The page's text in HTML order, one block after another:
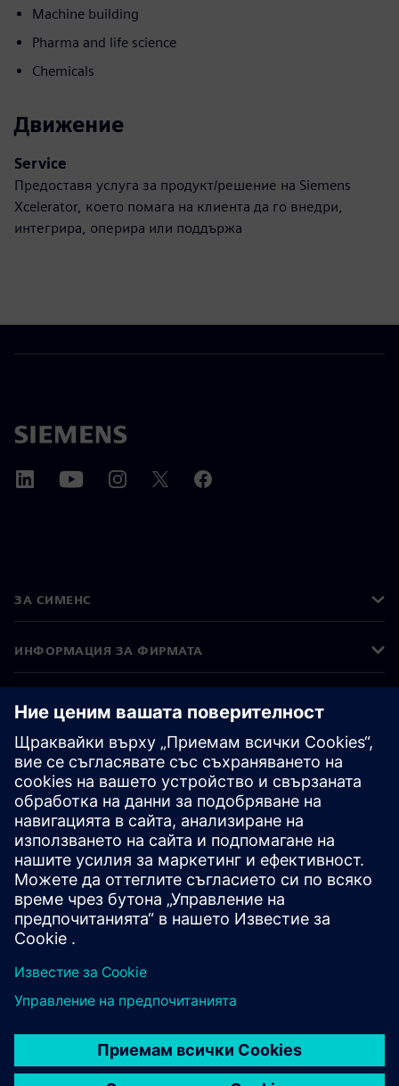
Machine building
Pharma and life science
Chemicals
Движение
Service
Предоставя услуга за продукт/решение на Siemens
Xcelerator, което помага на клиента да го внедри,
интегрира, оперира или поддържа
ЗА СИМЕНС
ИНФОРМАЦИЯ ЗА ФИРМАТА
КАРИЕРИ
©Siemens2026
Корпоративна информация
Известие за поверителност
Условия за ползване
Цифров идентификатор
Показване на нередности